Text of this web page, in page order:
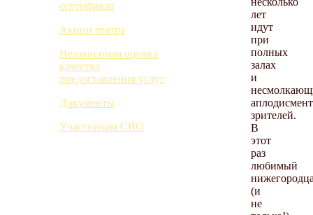
сертификат
Акции театра
Независимая оценка
качества
предоставления услуг
Документы
Участникам СВО
лет
идут
при
полных
залах
и
зрителей.
В
этот
раз
любимый
(и
не